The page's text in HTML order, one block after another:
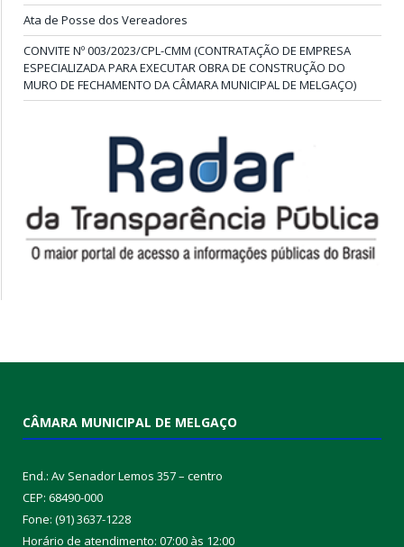
Ata de Posse dos Vereadores
CONVITE Nº 003/2023/CPL-CMM (CONTRATAÇÃO DE EMPRESA
ESPECIALIZADA PARA EXECUTAR OBRA DE CONSTRUÇÃO DO
MURO DE FECHAMENTO DA CÂMARA MUNICIPAL DE MELGAÇO)
CÂMARA MUNICIPAL DE MELGAÇO
End.: Av Senador Lemos 357 – centro
CEP: 68490-000
Fone: (91) 3637-1228
Horário de atendimento: 07:00 às 12:00